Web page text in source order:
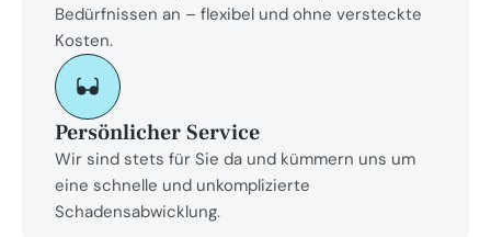
Bedürfnissen an – flexibel und ohne versteckte
Kosten.
Persönlicher Service
Wir sind stets für Sie da und kümmern uns um
eine schnelle und unkomplizierte
Schadensabwicklung.